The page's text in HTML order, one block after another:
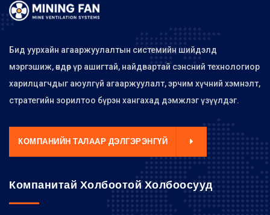
Бид уурхайн агааржуулалтын системийн шийдэлд
мэргэшиж, өндөр үр ашигтай, найдвартай сэнсний технологиор
харилцагчдыг аюулгүй агааржуулалт, эрчим хүчний хэмнэлт,
стратегийн зорилтоо бүрэн хангахад дэмжлэг үзүүлдэг.
КОМПАНИЙН ТАЛААР ДЭЛГЭРЭНГҮЙ
Компанитай Холбоотой Холбоосууд